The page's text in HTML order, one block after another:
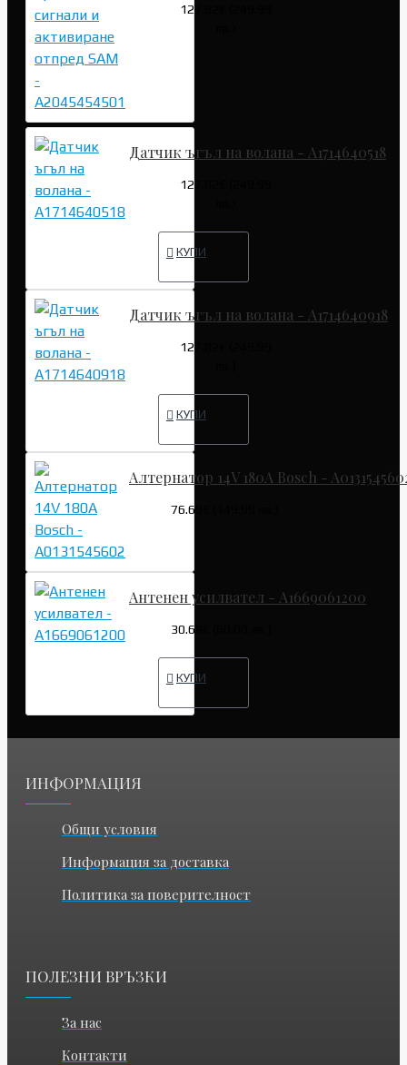
127.82€ (249.99
Датчик ъгъл на волана - A1714640518
127.82€ (249.99
КУПИ
Датчик ъгъл на волана - A1714640918
127.82€ (249.99
КУПИ
Алтернатор 14V 180A Bosch -
76.69€ (149.99 лв.)
Антенен усилвател - A1669061200
30.68€ (60.00 лв.)
КУПИ
ИНФОРМАЦИЯ
Общи условия
Информация за доставка
Политика за поверителност
ПОЛЕЗНИ ВРЪЗКИ
За нас
Контакти